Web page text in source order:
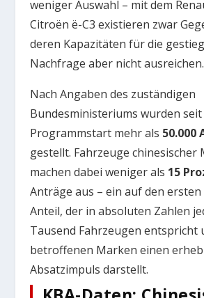
weniger Auswahl – mit dem
Citroën ë-C3 existieren zwar
deren Kapazitäten für die
Nachfrage aber nicht ausreichen.
Nach Angaben des zuständigen
Bundesministeriums wurden seit
Programmstart mehr als 50.000
gestellt. Fahrzeuge chinesischer
machen dabei weniger als 15
Anträge aus – ein auf den
Anteil, der in absoluten Zahlen
Tausend Fahrzeugen entspricht
betroffenen Marken einen
Absatzimpuls darstellt.